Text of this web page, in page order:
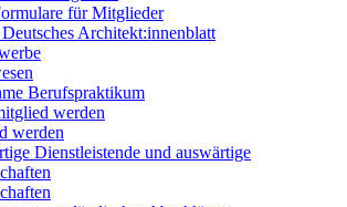
für Mitglieder
Architekt:innenblatt
Berufspraktikum
werden
werden
Dienstleistende und auswärtige